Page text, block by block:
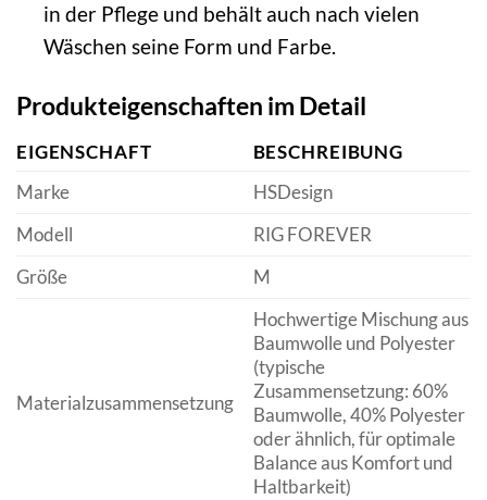
in der Pflege und behält auch nach vielen
Wäschen seine Form und Farbe.
Produkteigenschaften im Detail
EIGENSCHAFT
BESCHREIBUNG
Marke
HSDesign
Modell
RIG FOREVER
Größe
M
Materialzusammensetzung
Hochwertige Mischung aus
Baumwolle und Polyester
(typische
Zusammensetzung: 60%
Baumwolle, 40% Polyester
oder ähnlich, für optimale
Balance aus Komfort und
Haltbarkeit)